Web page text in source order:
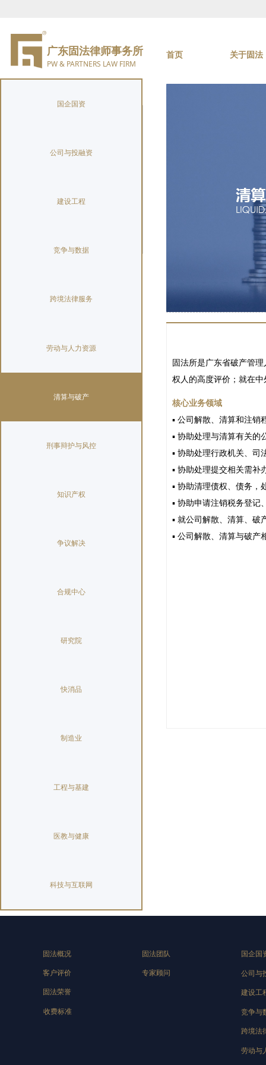
广东固法律师事务所
PW & PARTNERS LAW FIRM
首页 关于固法
国企国资
公司与投融资
建设工程
竞争与数据
跨境法律服务
劳动与人力资源
清算与破产
刑事辩护与风控
知识产权
争议解决
合规中心
研究院
快消品
制造业
工程与基建
医教与健康
科技与互联网
固法所是广东省破产管
权人的高度评价；就在
核心业务领域
▪ 公司解散、清算和注销
▪ 协助处理与清算有关的
▪ 协助处理行政机关、司
▪ 协助处理提交相关需补
▪ 协助清理债权、债务，
▪ 协助申请注销税务登记
▪ 就公司解散、清算、破
▪ 公司解散、清算与破产
公司与
跨境法
建设工
竞争与
劳动与
国企国
客户评价
固法荣誉
固法概况
专家顾问
固法团队
收费标准